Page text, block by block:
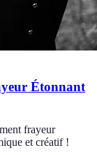
Étonnant
frayeur
et créatif !